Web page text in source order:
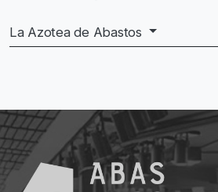
La Azotea de Abastos